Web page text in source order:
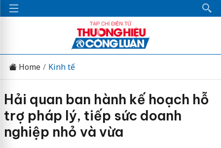
Home Kinh tế
Hải quan ban hành kế hoạch hỗ
trợ pháp lý, tiếp sức doanh
nghiệp nhỏ và vừa